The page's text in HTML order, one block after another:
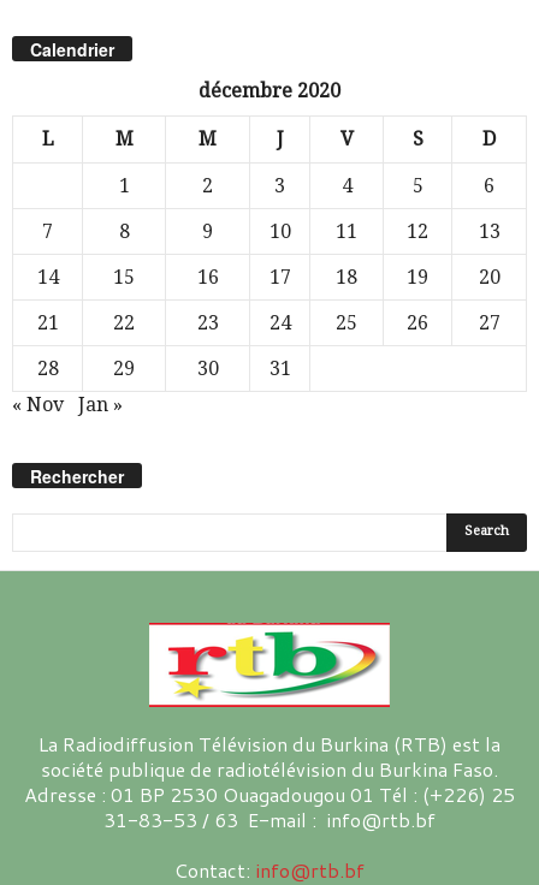
Calendrier
décembre 2020
L M M J V S D
1 2 3 4 5
6
7
8 9 10 11 12
13
14
15 16 17 18 19
20
21
22 23 24 25 26
27
28
29 30
31
« Nov
Jan »
Rechercher
La Radiodiffusion Télévision du Burkina (RTB) est la
société publique de radiotélévision du Burkina Faso.
Adresse : 01 BP 2530 Ouagadougou 01 Tél : (+226) 25
31-83-53 / 63 E-mail : info@rtb.bf
Contact: info@rtb.bf